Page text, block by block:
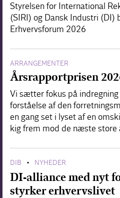
Styrelsen for International
(SIRI) og Dansk Industri (DI)
Erhvervsforum 2026
ARRANGEMENTER
Årsrapportprisen
Vi sætter fokus på
forståelse af den
en gang set i lyset af en
kig frem mod de næste
DIB • NYHEDER
DI-alliance med nyt
styrker erhvervslivet